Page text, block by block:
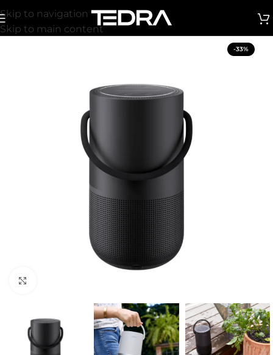
Skip to navigation
Skip to main content
-33%